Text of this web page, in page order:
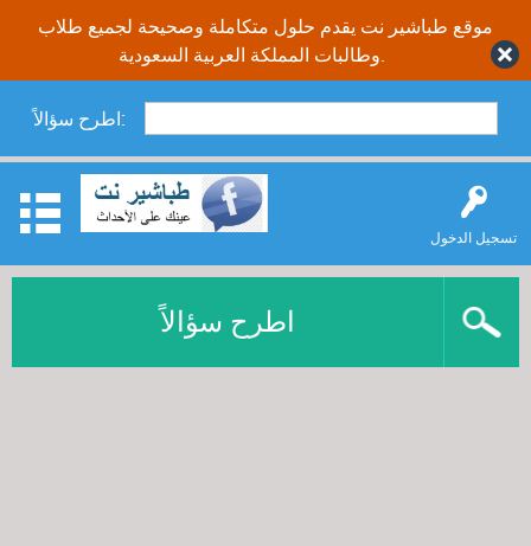
موقع طباشير نت يقدم حلول متكاملة وصحيحة لجميع طلاب
اطرح سؤالاً:
تسجيل الدخول
اطرح سؤالاً